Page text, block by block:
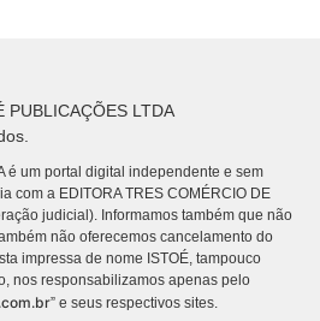
LTDA
é um portal digital independente e sem
com a EDITORA TRES COMÉRCIO DE
judicial). Informamos também que não
não oferecemos cancelamento do
impressa de nome ISTOÉ, tampouco
nos responsabilizamos apenas pelo
” e seus respectivos sites.